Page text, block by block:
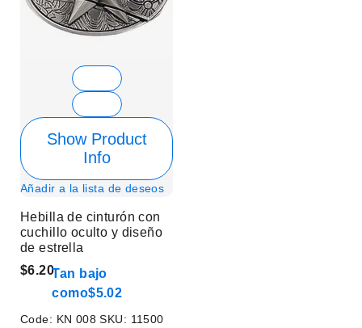
Show Product
Info
Añadir a la lista de deseos
Hebilla de cinturón con
cuchillo oculto y diseño
de estrella
$6.20Tan bajo
como$5.02
Code: KN 008SKU: 11500